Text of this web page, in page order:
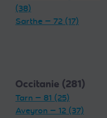
(38)
Sarthe — 72 (17)
Occitanie (281)
Tarn — 81 (25)
Aveyron — 12 (37)